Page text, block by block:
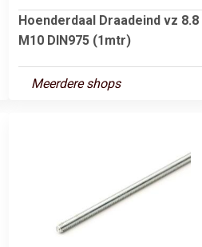
Hoenderdaal Draadeind vz 8.8
M10 DIN975 (1mtr)
Meerdere shops